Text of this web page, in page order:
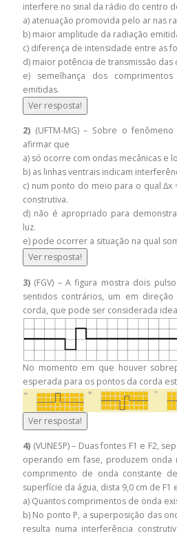
interfere no sinal da rádio do centro
a) atenuação promovida pelo ar nas
b) maior amplitude da radiação
c) diferença de intensidade entre as
d) maior potência de transmissão
e) semelhança dos
emitidas.
Ver resposta!
2) (UFTM-MG) – Sobre o
afirmar que
a) só ocorre com ondas mecânicas e
b) as linhas ventrais indicam
c) num ponto do meio para o qual
construtiva.
d) não é apropriado para
luz.
e) pode ocorrer a situação na qual
Ver resposta!
3) (FGV) – A figura mostra dois
sentidos contrários, um em
corda, que pode ser considerada
No momento em que houver
esperada para os pontos da corda
Ver resposta!
4) (VUNESP) – Duas fontes F1 e F2,
operando em fase, produzem onda
comprimento de onda constante
superfície da água, dista 9,0 cm de F1
a) Quantos comprimentos de onda
b) No ponto P, a superposição das
resulta numa interferência